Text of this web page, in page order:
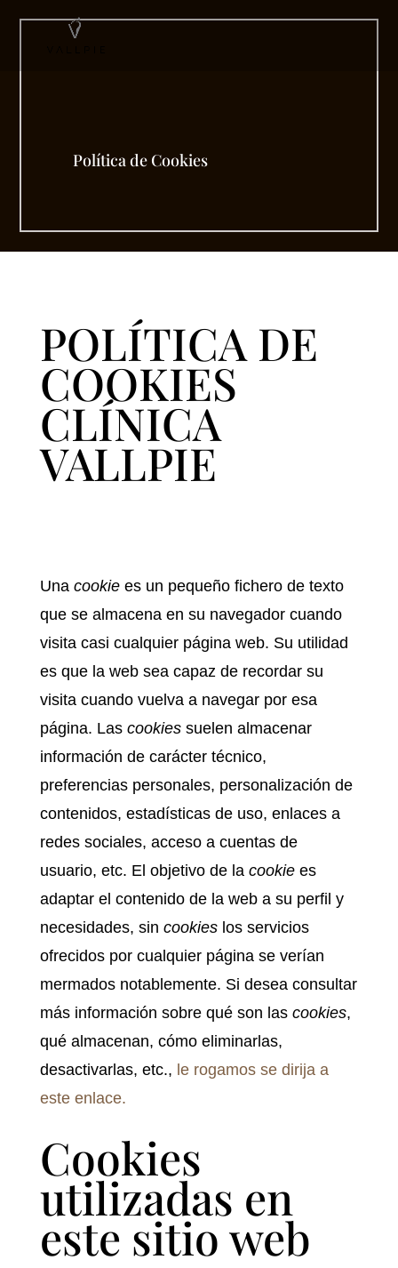
Política de Cookies
POLÍTICA DE
COOKIES
CLÍNICA
VALLPIE
Una cookie es un pequeño fichero de texto
que se almacena en su navegador cuando
visita casi cualquier página web. Su utilidad
es que la web sea capaz de recordar su
visita cuando vuelva a navegar por esa
página. Las cookies suelen almacenar
información de carácter técnico,
preferencias personales, personalización de
contenidos, estadísticas de uso, enlaces a
redes sociales, acceso a cuentas de
usuario, etc. El objetivo de la cookie es
adaptar el contenido de la web a su perfil y
necesidades, sin cookies los servicios
ofrecidos por cualquier página se verían
mermados notablemente. Si desea consultar
más información sobre qué son las cookies,
qué almacenan, cómo eliminarlas,
desactivarlas, etc., le rogamos se dirija a
este enlace.
Cookies
utilizadas en
este sitio web